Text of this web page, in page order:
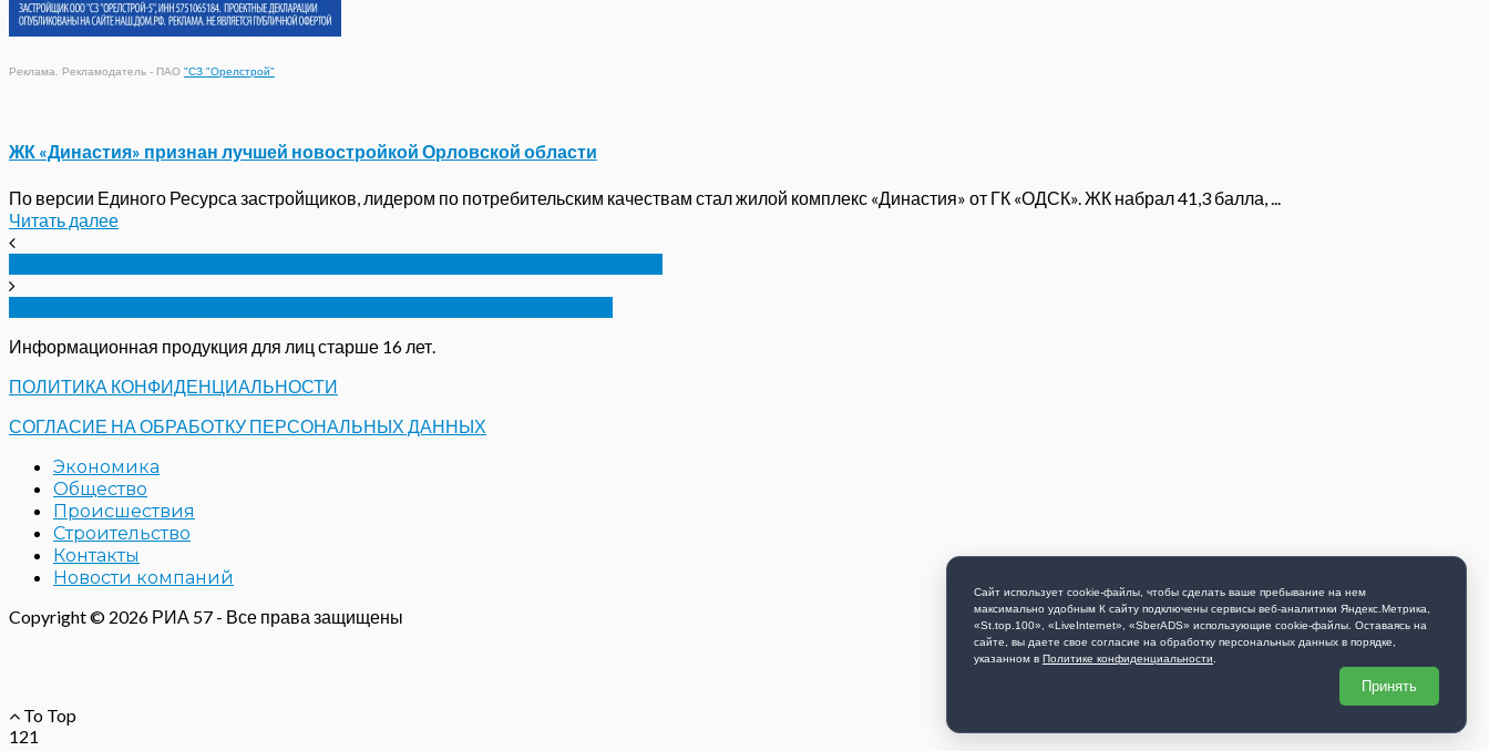
Реклама. Рекламодатель - ПАО "СЗ "Орелстрой"
ЖК «Династия» признан лучшей новостройкой Орловской области
По версии Единого Ресурса застройщиков, лидером по потребительским качествам стал жилой комплекс «Династия» от ГК «ОДСК». ЖК набрал 41,3 балла, ...
Читать далее
Информационная продукция для лиц старше 16 лет.
ПОЛИТИКА КОНФИДЕНЦИАЛЬНОСТИ
СОГЛАСИЕ НА ОБРАБОТКУ ПЕРСОНАЛЬНЫХ ДАННЫХ
Экономика
Общество
Происшествия
Строительство
Контакты
Новости компаний
Copyright © 2026 РИА 57 - Все права защищены
To Top
Сайт использует cookie-файлы, чтобы сделать ваше пребывание на нем
максимально удобным К cайту подключены сервисы веб-аналитики Яндекс.Метрика,
«St.top.100», «LiveInternet», «SberADS» использующиe cookie-файлы. Оставаясь на
сайте, вы даете свое согласие на обработку персональных данных в порядке,
указанном в Политике конфиденциальности
Принять
121